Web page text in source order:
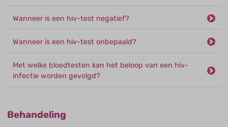
Wanneer is een hiv-test negatief?
Wanneer is een hiv-test onbepaald?
Met welke bloedtesten kan het beloop van een hiv-
infectie worden gevolgd?
Behandeling